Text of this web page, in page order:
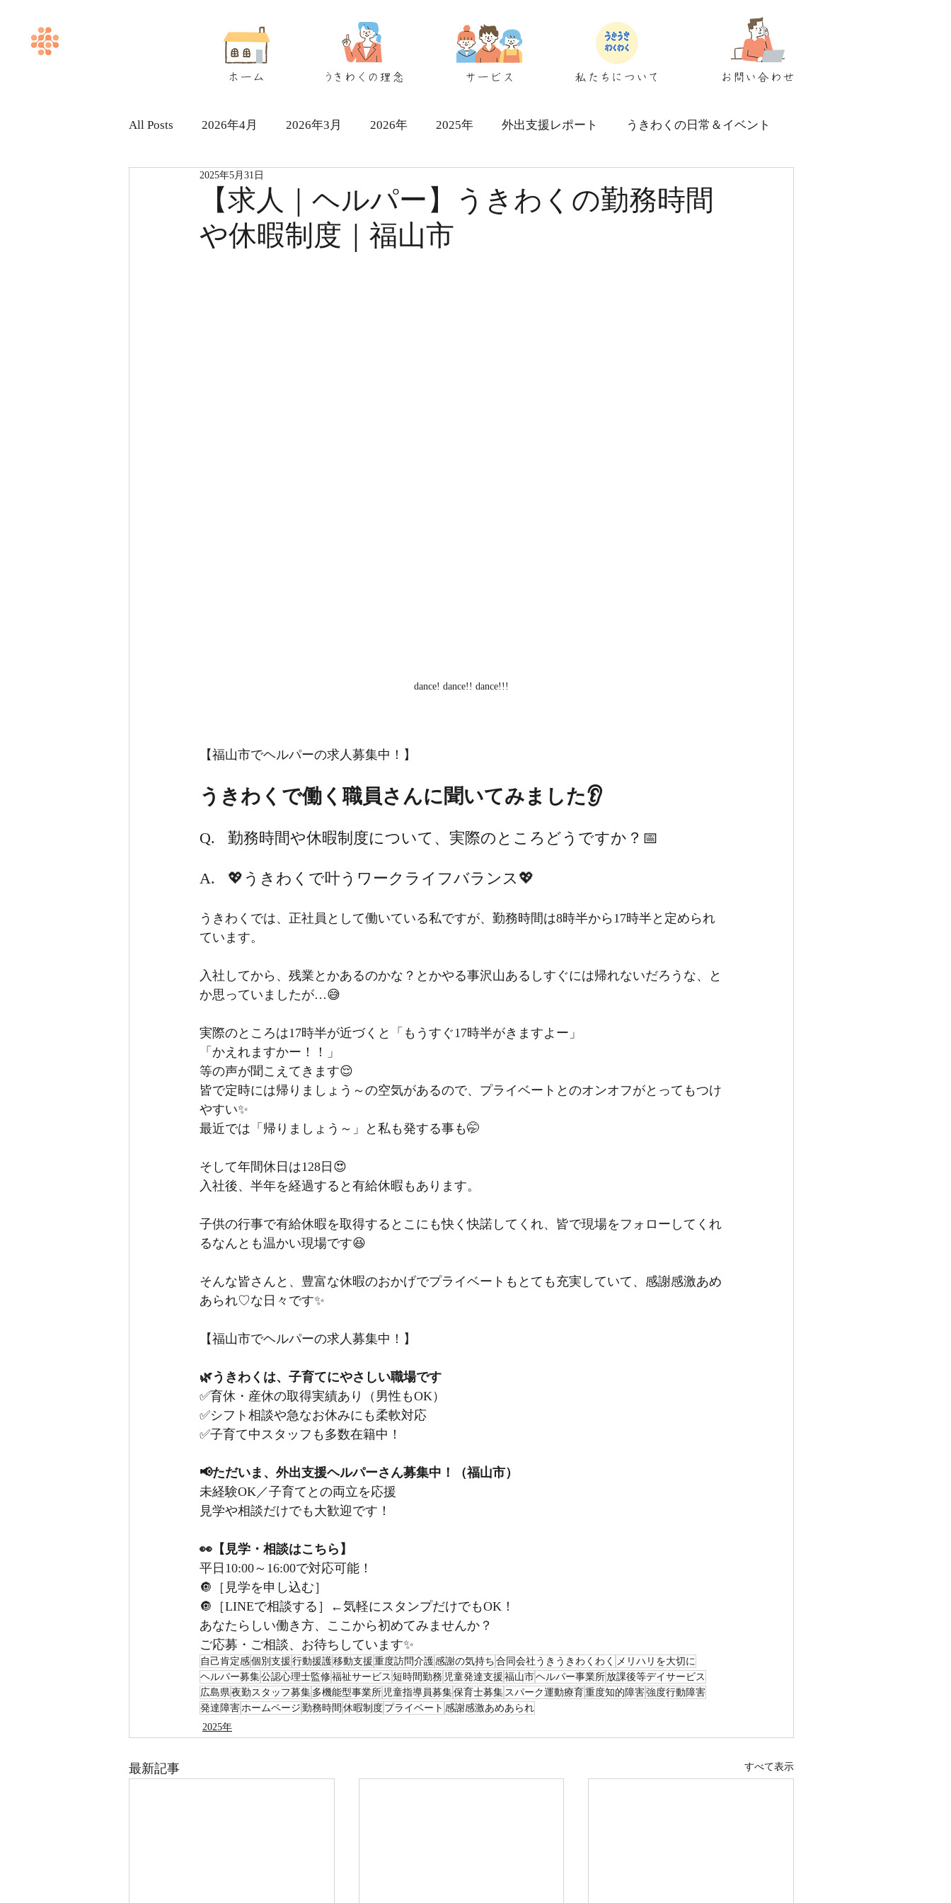
ホーム うきわくの理念 サービス 私たちについて お問い合わせ
All Posts 2026年4月 2026年3月 2026年 2025年 外出支援レポート うきわくの日常＆イベント
ヘルパー求人採用情報
【求人｜ヘルパー】うきわくの勤務時間
や休暇制度｜福山市
2025年5月31日
dance! dance!! dance!!!
【福山市でヘルパーの求人募集中！】
うきわくで働く職員さんに聞いてみました👂
Q.	勤務時間や休暇制度について、実際のところどうですか？📅
A.	💖うきわくで叶うワークライフバランス💖
うきわくでは、正社員として働いている私ですが、勤務時間は8時半から17時半と定められ
ています。
入社してから、残業とかあるのかな？とかやる事沢山あるしすぐには帰れないだろうな、と
か思っていましたが…😅
実際のところは17時半が近づくと「もうすぐ17時半がきますよー」
「かえれますかー！！」
等の声が聞こえてきます😌
皆で定時には帰りましょう～の空気があるので、プライベートとのオンオフがとってもつけ
やすい✨
最近では「帰りましょう～」と私も発する事も🤭
そして年間休日は128日😍
入社後、半年を経過すると有給休暇もあります。
子供の行事で有給休暇を取得するとこにも快く快諾してくれ、皆で現場をフォローしてくれ
るなんとも温かい現場です😆
そんな皆さんと、豊富な休暇のおかげでプライベートもとても充実していて、感謝感激あめ
あられ♡な日々です✨
【福山市でヘルパーの求人募集中！】
🌿うきわくは、子育てにやさしい職場です
✅育休・産休の取得実績あり（男性もOK）
✅シフト相談や急なお休みにも柔軟対応
✅子育て中スタッフも多数在籍中！
📢ただいま、外出支援ヘルパーさん募集中！（福山市）
未経験OK／子育てとの両立を応援
見学や相談だけでも大歓迎です！
👀【見学・相談はこちら】
平日10:00～16:00で対応可能！
🔘［見学を申し込む］
🔘［LINEで相談する］←気軽にスタンプだけでもOK！
あなたらしい働き方、ここから初めてみませんか？
ご応募・ご相談、お待ちしています✨
自己肯定感個別支援 行動援護 移動支援 重度訪問介護 感謝の気持ち 合同会社うきうきわくわく メリハリを大切に
ヘルパー募集公認心理士監修福祉サービス 短時間勤務 児童発達支援 福山市ヘルパー事業所放課後等デイサービス
広島県夜勤スタッフ募集 多機能型事業所 児童指導員募集保育士募集 スパーク運動療育 重度知的障害強度行動障害
発達障害ホームページ 勤務時間 休暇制度 プライベート 感謝感激あめあられ
2025年
最新記事 すべて表示